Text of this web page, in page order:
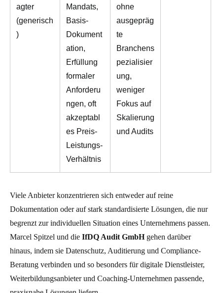
agter
(generisch
)
Mandats,
Basis-
Dokument
ation,
Erfüllung
formaler
Anforderu
ngen, oft
akzeptabl
es Preis-
Leistungs-
Verhältnis
ohne
ausgepräg
te
Branchens
pezialisier
ung,
weniger
Fokus auf
Skalierung
und Audits
Viele Anbieter konzentrieren sich entweder auf reine
Dokumentation oder auf stark standardisierte Lösungen, die nur
begrenzt zur individuellen Situation eines Unternehmens passen.
Marcel Spitzel und die IfDQ Audit GmbHgehen darüber
hinaus, indem sie Datenschutz, Auditierung und Compliance-
Beratung verbinden und so besonders für digitale Dienstleister,
Weiterbildungsanbieter und Coaching-Unternehmen passende,